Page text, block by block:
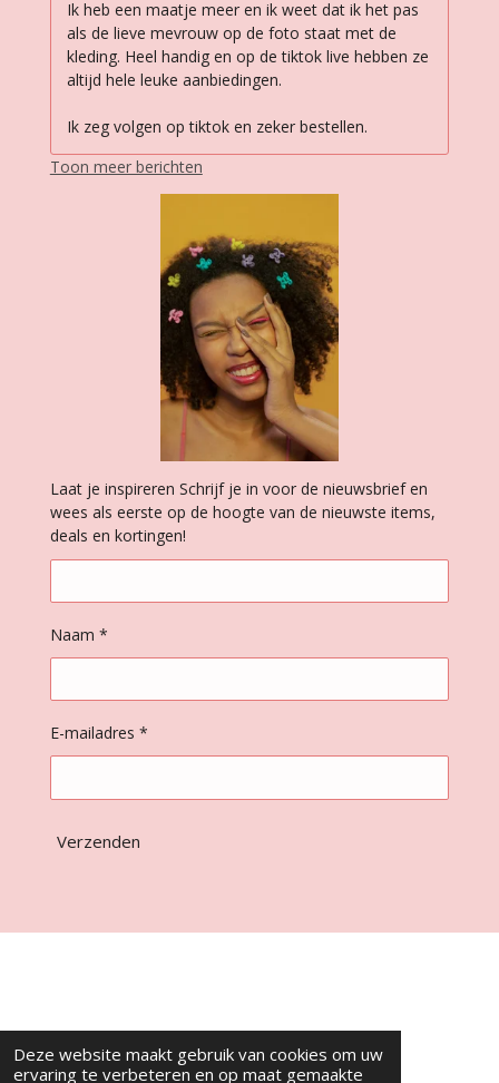
Deze website maakt gebruik van cookies om uw
ervaring te verbeteren en op maat gemaakte
Ik heb een maatje meer en ik weet dat ik het pas
als de lieve mevrouw op de foto staat met de
kleding. Heel handig en op de tiktok live hebben ze
altijd hele leuke aanbiedingen.
Ik zeg volgen op tiktok en zeker bestellen.
Toon meer berichten
Laat je inspireren Schrijf je in voor de nieuwsbrief en
wees als eerste op de hoogte van de nieuwste items,
deals en kortingen!
Naam *
E-mailadres *
Verzenden